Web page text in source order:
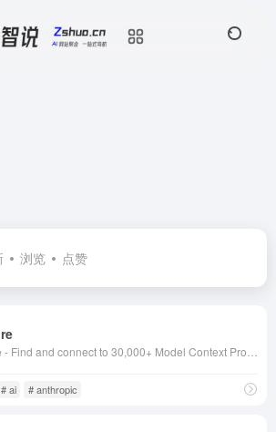
浏览 点赞
# ai # anthropic